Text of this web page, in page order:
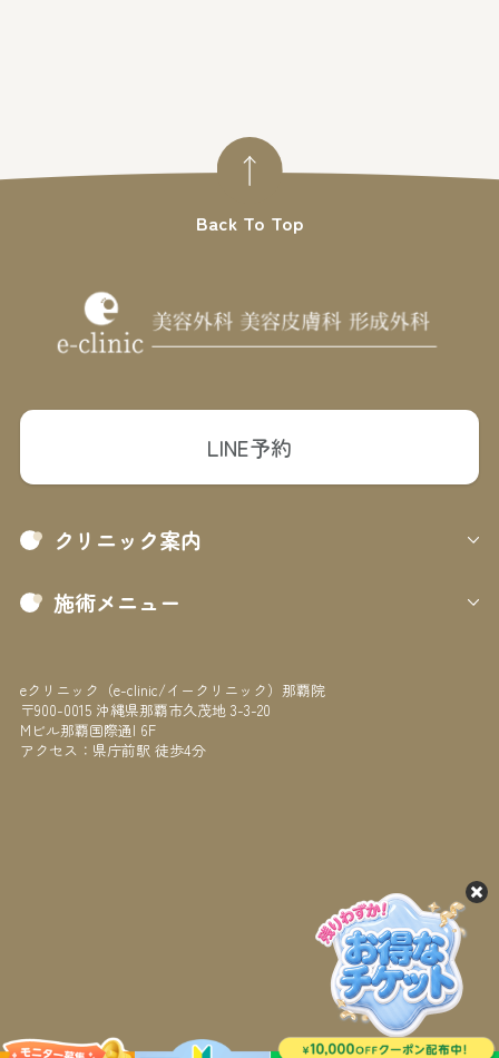
LINE予約
クリニック案内
施術メニュー
eクリニック（e-clinic/イークリニック）那覇院
〒900-0015 沖縄県那覇市久茂地 3-3-20
Mビル那覇国際通I 6F
アクセス：県庁前駅 徒歩4分
Back To Top